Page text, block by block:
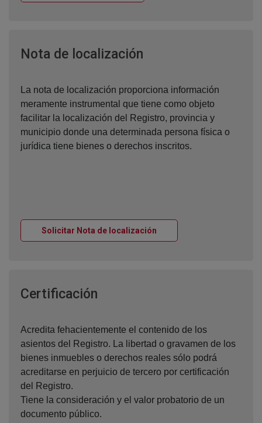
Nota de localización
La nota de localización proporciona información
meramente instrumental que tiene como objeto
facilitar la localización del Registro, provincia y
municipio donde una determinada persona física o
jurídica tiene bienes o derechos inscritos.
Solicitar Nota de localización
Certificación
Acredita fehacientemente el contenido de los
asientos del Registro. La libertad o gravamen de los
bienes inmuebles o derechos reales sólo podrá
acreditarse en perjuicio de tercero por certificación
del Registro.
Tiene la consideración y el valor probatorio de un
documento público.